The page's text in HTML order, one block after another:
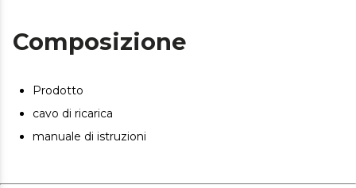
Composizione
Prodotto
cavo di ricarica
manuale di istruzioni